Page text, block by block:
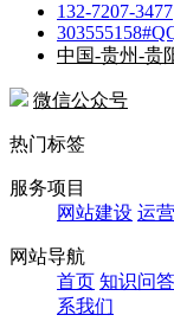
132-7207-3477
中国-贵州-贵
微信公众号
热门标签
服务项目
网站建设 运
网站导航
首页 知识问答
系我们